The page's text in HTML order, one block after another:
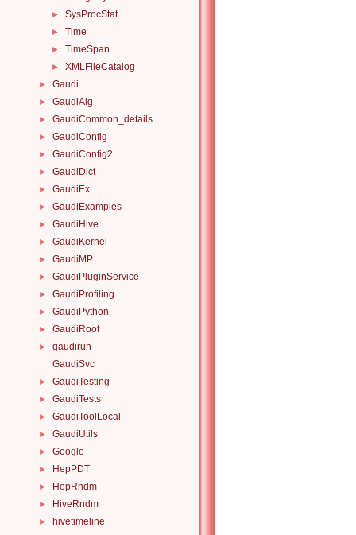
► SysProcStat
► Time
► TimeSpan
► XMLFileCatalog
► Gaudi
► GaudiAlg
► GaudiCommon_details
► GaudiConfig
► GaudiConfig2
► GaudiDict
► GaudiEx
► GaudiExamples
► GaudiHive
► GaudiKernel
► GaudiMP
► GaudiPluginService
► GaudiProfiling
► GaudiPython
► GaudiRoot
►
gaudirun
GaudiSvc
► GaudiTesting
► GaudiTests
► GaudiToolLocal
► GaudiUtils
► Google
► HepPDT
► HepRndm
► HiveRndm
► hivetimeline